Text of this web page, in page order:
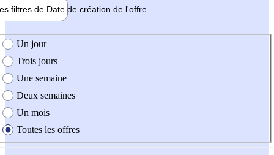
filtres de Date de création de l'offre
création de l'offre
Un jour
Trois jours
Une semaine
Deux semaines
Un mois
Toutes les offres